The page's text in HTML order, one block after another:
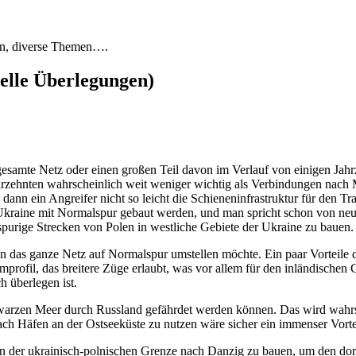
diverse Themen….
Überlegungen)
Netz oder einen großen Teil davon im Verlauf von einigen
wahrscheinlich weit weniger wichtig als Verbindungen
ein Angreifer nicht so leicht die Schieneninfrastruktur für den
mit Normalspur gebaut werden, und man spricht schon von
Strecken von Polen in westliche Gebiete der Ukraine zu bauen.
ganze Netz auf Normalspur umstellen möchte. Ein paar Vorteile
das breitere Züge erlaubt, was vor allem für den
überlegen ist.
Meer durch Russland gefährdet werden können. Das wird
Häfen an der Ostseeküste zu nutzen wäre sicher ein immenser
ukrainisch-polnischen Grenze nach Danzig zu bauen, um den